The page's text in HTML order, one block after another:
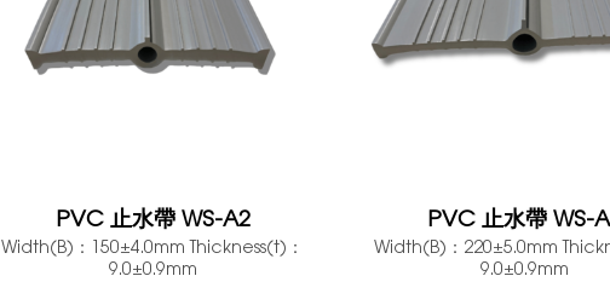
PVC 止水帶 WS-A2
Width(B)：150±4.0mm Thickness(t)：
9.0±0.9mm
PVC 止水帶 WS-
Width(B)：220±5.0mm
9.0±0.9mm